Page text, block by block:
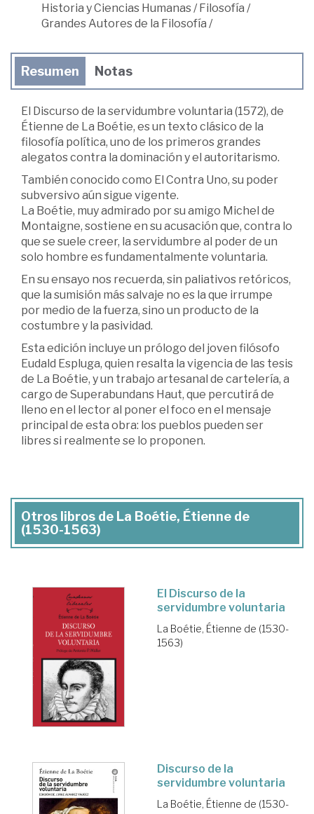
Historia y Ciencias Humanas /Filosofía /
Grandes Autores de la Filosofía /
Resumen Notas
El Discurso de la servidumbre voluntaria (1572), de
Étienne de La Boétie, es un texto clásico de la
filosofía política, uno de los primeros grandes
alegatos contra la dominación y el autoritarismo.
También conocido como El Contra Uno, su poder
subversivo aún sigue vigente.
La Boétie, muy admirado por su amigo Michel de
Montaigne, sostiene en su acusación que, contra lo
que se suele creer, la servidumbre al poder de un
solo hombre es fundamentalmente voluntaria.
En su ensayo nos recuerda, sin paliativos retóricos,
que la sumisión más salvaje no es la que irrumpe
por medio de la fuerza, sino un producto de la
costumbre y la pasividad.
Esta edición incluye un prólogo del joven filósofo
Eudald Espluga, quien resalta la vigencia de las tesis
de La Boétie, y un trabajo artesanal de cartelería, a
cargo de Superabundans Haut, que percutirá de
lleno en el lector al poner el foco en el mensaje
principal de esta obra: los pueblos pueden ser
libres si realmente se lo proponen.
Otros libros de La Boétie, Étienne de
(1530-1563)
El Discurso de la
servidumbre voluntaria
La Boétie, Étienne de (1530-
1563)
Discurso de la
servidumbre voluntaria
La Boétie, Étienne de (1530-